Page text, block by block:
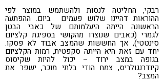
רבקי, החליטה לנסות ולהשתמש במוצר לפי
ההוראות דהיינו שלוש פעמים ביום. ההפתעה
הראשונה הייתה היעלמותם של כאבי הבטן
לגמרי (כאבים שנוצרו מהקושי בספיגת קלציום
סינטטי), אך החששות שהמצב אבוד לא פסקו.
יחד עם זאת היא הייתה סקפטית, רמות הקלציום
בגופה במצב ירוד – יכול להיות שקיסוס
קיודרנגולריס, צמח הודי בלתי מוכר, ישפר את
המצב?